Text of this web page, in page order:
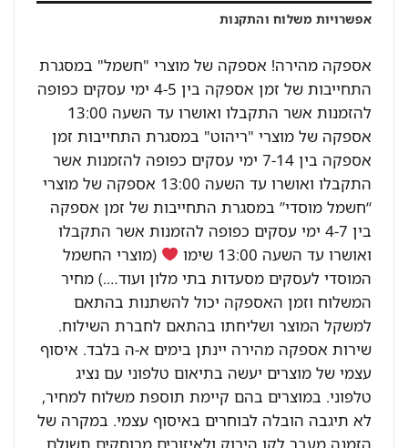
אפשרויות משלוח והתקנות
אספקה מהירה! אספקה של מוצרי "חשמל" במסגרת
התחייבות של זמן אספקה בין 4-5 ימי עסקים כפופה
להזמנות אשר התקבלו ואושרו עד השעה 13:00
אספקה של מוצרי "ריהוט" במסגרת התחייבות זמן
אספקה בין 7-14 ימי עסקים כפופה להזמנות אשר
התקבלו ואושרו עד השעה 13:00 אספקה של מוצרי
“חשמל מוסדי” במסגרת התחייבות של זמן אספקה
בין 4-7 ימי עסקים כפופה להזמנות אשר התקבלו
ואושרו עד השעה 13:00 שימו
(מוצרי החשמל
המוסדי לעסקים מסעדות בתי מלון ועוד….) מחיר
המשלוח וזמן האספקה יכול להשתנות בהתאם
למשקל המוצר ושליחתו בהתאם לחברת השילוח.
שירות אספקה מהירה יינתן בימים א-ה בלבד. איסוף
עצמי של מוצרים יעשה בתיאום טלפוני עם נציג
טלפוני. במוצרים בהם קיימת תוספת משלוח למחיר,
לא תיגבה הובלה לבוחרים באיסוף עצמי. במקרה של
הזמנה מעבר לקו הירוק ולאיזורים מרוחקים תשולם